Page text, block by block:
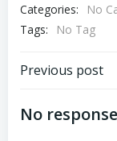
Categories:
No
Tags:
No Tag
Post
Previous post
No